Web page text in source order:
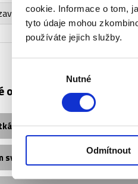
cookie. Informace o tom,
tyto údaje mohou
používáte jejich služby.
Nutné
Odmítnout
(55x35x20cm)
finálně potvrzený?
své vstupenky?